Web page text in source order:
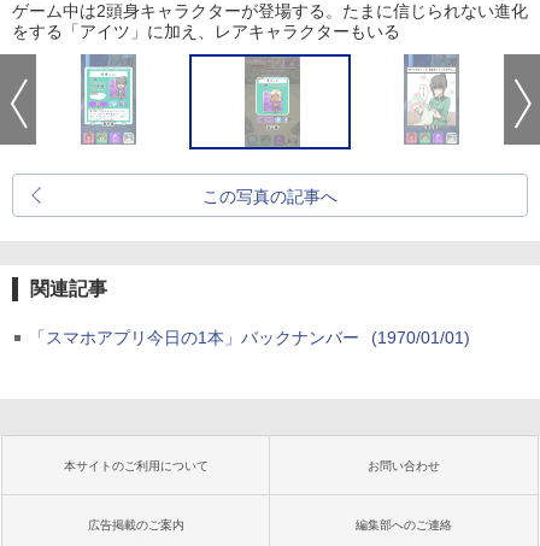
ゲーム中は2頭身キャラクターが登場する。たまに信じられない進化
をする「アイツ」に加え、レアキャラクターもいる
この写真の記事へ
関連記事
「スマホアプリ今日の1本」バックナンバー (1970/01/01)
本サイトのご利用について お問い合わせ
広告掲載のご案内 編集部へのご連絡